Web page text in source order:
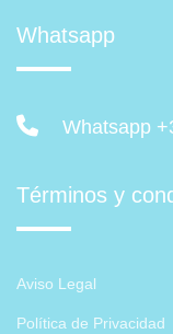
Whatsapp
Whatsapp
Términos y
Aviso Legal
Política de Privacidad